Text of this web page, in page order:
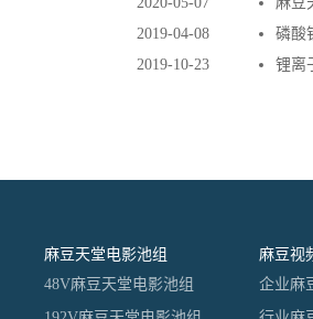
2019-04-08
2019-10-23
磷酸
锂离
麻豆天堂电影池组
48V麻豆天堂电影池组
麻豆视
企业麻